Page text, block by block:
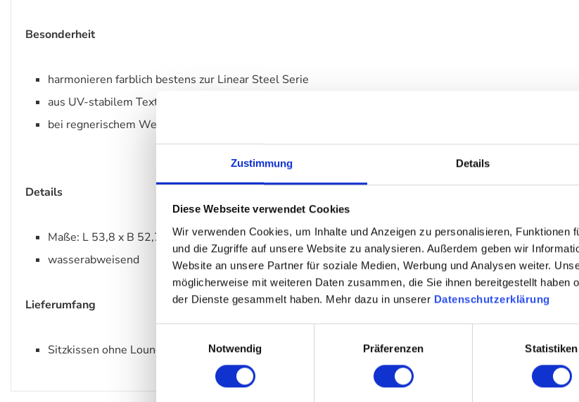
Zustimmung Details
Diese Webseite verwendet Cookies
Wir verwenden Cookies, um Inhalte und Anzeigen zu personalisieren, Funktionen
und die Zugriffe auf unsere Website zu analysieren. Außerdem geben wir
Website an unsere Partner für soziale Medien, Werbung und Analysen weiter.
möglicherweise mit weiteren Daten zusammen, die Sie ihnen bereitgestellt haben
der Dienste gesammelt haben. Mehr dazu in unserer Datenschutzerklärung
Notwendig
Präferenzen Statistiken
Besonderheit
harmonieren farblich bestens zur Linear Steel Serie
aus UV-stabilem Textil
bei regnerischem Wetter wird empfohlen, die Kissen Indoor aufzubewahren
Details
Maße: L 53,8 x B 52,7 x T 40 x H 1 cm
wasserabweisend
Lieferumfang
Sitzkissen ohne Loungechair / Stuhl